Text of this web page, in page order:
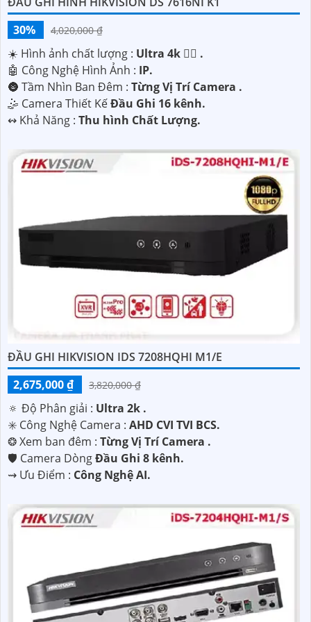
30%
4,020,000 ₫
☀️ Hình ảnh chất lượng : Ultra 4k 👍🏾 .
🤖️ Công Nghệ Hình Ảnh : IP.
🌚 Tầm Nhìn Ban Đêm : Từng Vị Trí Camera .
🤹 Camera Thiết KếĐầu Ghi 16 kênh.
️↭ Khả Năng : Thu hình Chất Lượng.
ĐẦU GHI HIKVISION IDS 7208HQHI M1/E
2,675,000 ₫
3,820,000 ₫
🔅 Độ Phân giải : Ultra 2k .
✳️ Công Nghệ Camera : AHD CVI TVI BCS.
❂ Xem ban đêm : Từng Vị Trí Camera .
🛡 Camera DòngĐầu Ghi 8 kênh.
️⇝ Ưu Điểm : Công Nghệ AI.